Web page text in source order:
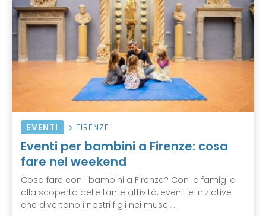
EVENTI FIRENZE
Eventi per bambini a Firenze: cosa
fare nei weekend
Cosa fare con i bambini a Firenze? Con la famiglia
alla scoperta delle tante attività, eventi e iniziative
che divertono i nostri figli nei musei, ...